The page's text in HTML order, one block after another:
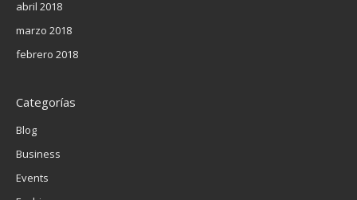
abril 2018
marzo 2018
febrero 2018
Categorías
Blog
Business
Events